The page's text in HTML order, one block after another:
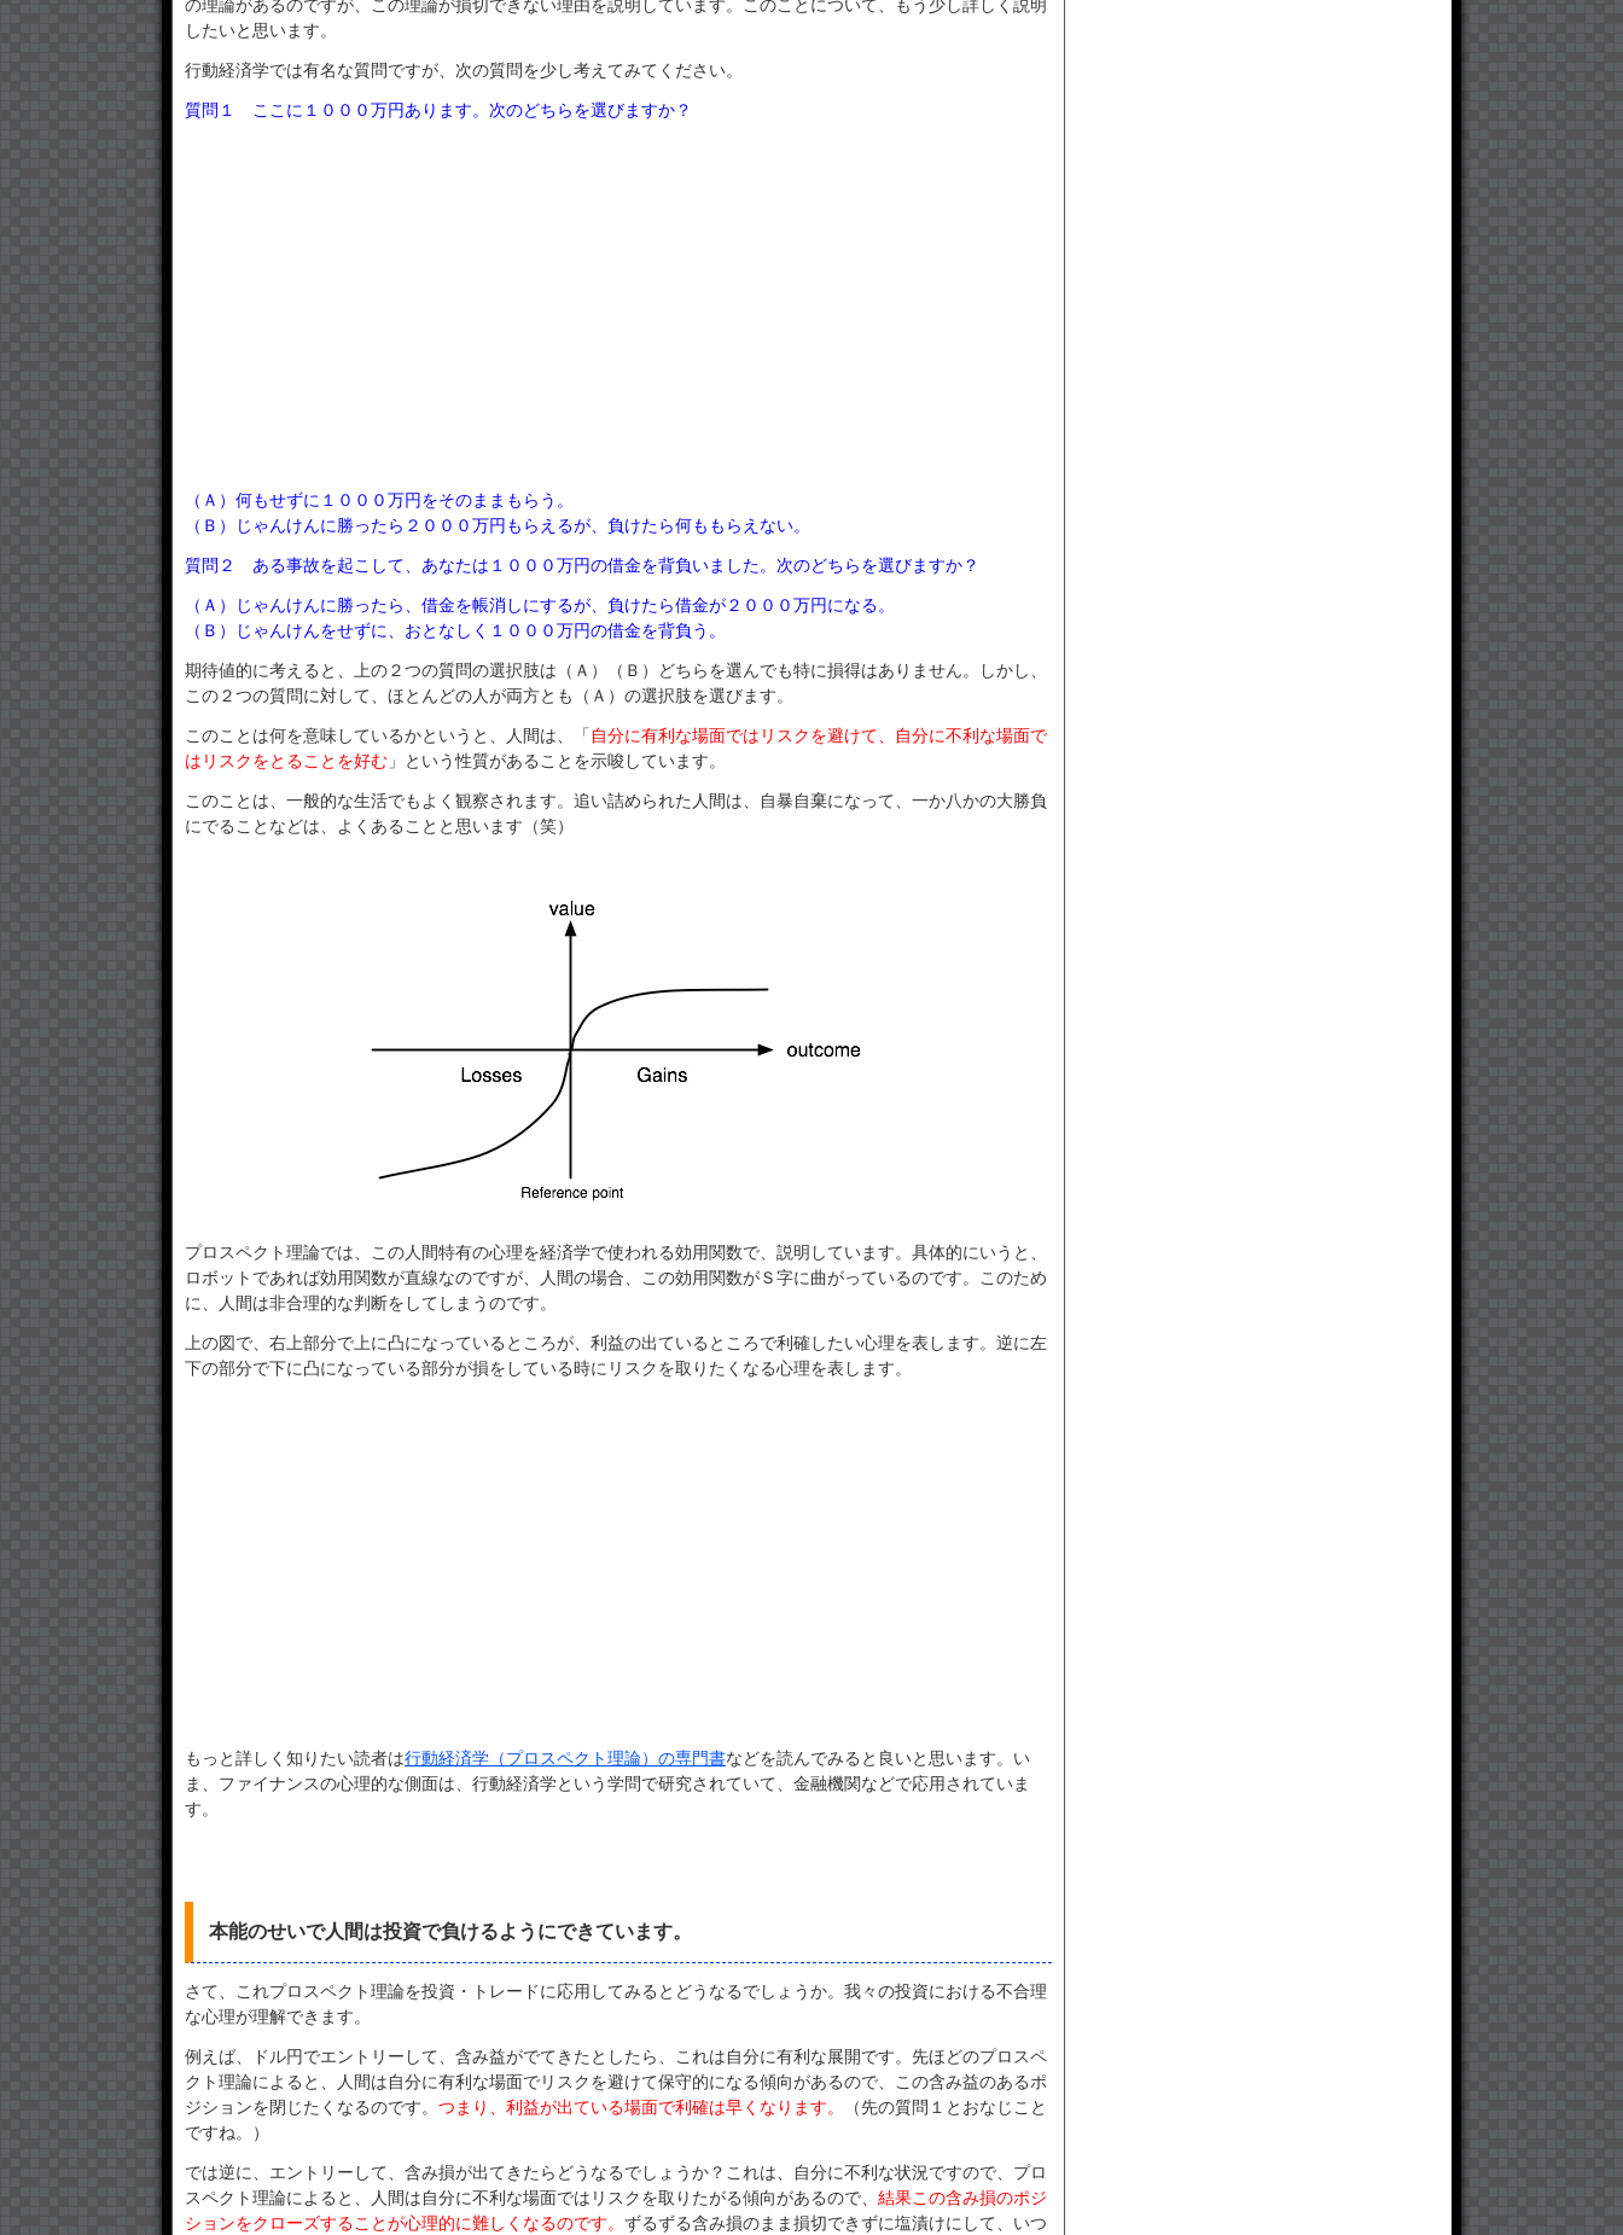
の理論があるのですが、この理論が損切できない理由を説明しています。このことについて、もう少し詳しく説明
したいと思います。
行動経済学では有名な質問ですが、次の質問を少し考えてみてください。
質問１ ここに１０００万円あります。次のどちらを選びますか？
（Ａ）何もせずに１０００万円をそのままもらう。
（Ｂ）じゃんけんに勝ったら２０００万円もらえるが、負けたら何ももらえない。
質問２ ある事故を起こして、あなたは１０００万円の借金を背負いました。次のどちらを選びますか？
（Ａ）じゃんけんに勝ったら、借金を帳消しにするが、負けたら借金が２０００万円になる。
（Ｂ）じゃんけんをせずに、おとなしく１０００万円の借金を背負う。
期待値的に考えると、上の２つの質問の選択肢は（Ａ）（Ｂ）どちらを選んでも特に損得はありません。しかし、
この２つの質問に対して、ほとんどの人が両方とも（Ａ）の選択肢を選びます。
このことは何を意味しているかというと、人間は、「 自分に有利な場面ではリスクを避けて、自分に不利な場面で
はリスクをとることを好む 」という性質があることを示唆しています。
このことは、一般的な生活でもよく観察されます。追い詰められた人間は、自暴自棄になって、一か八かの大勝負
にでることなどは、よくあることと思います（笑）
プロスペクト理論では、この人間特有の心理を経済学で使われる効用関数で、説明しています。具体的にいうと、
ロボットであれば効用関数が直線なのですが、人間の場合、この効用関数がＳ字に曲がっているのです。このため
に、人間は非合理的な判断をしてしまうのです。
上の図で、右上部分で上に凸になっているところが、利益の出ているところで利確したい心理を表します。逆に左
下の部分で下に凸になっている部分が損をしている時にリスクを取りたくなる心理を表します。
もっと詳しく知りたい読者は行動経済学（プロスペクト理論）の専門書などを読んでみると良いと思います。い
ま、ファイナンスの心理的な側面は、行動経済学という学問で研究されていて、金融機関などで応用されていま
す。
本能のせいで人間は投資で負けるようにできています。
さて、これプロスペクト理論を投資・トレードに応用してみるとどうなるでしょうか。我々の投資における不合理
な心理が理解できます。
例えば、ドル円でエントリーして、含み益がでてきたとしたら、これは自分に有利な展開です。先ほどのプロスペ
クト理論によると、人間は自分に有利な場面でリスクを避けて保守的になる傾向があるので、この含み益のあるポ
ジションを閉じたくなるのです。 つまり、利益が出ている場面で利確は早くなります。
（先の質問１とおなじこと
ですね。）
では逆に、エントリーして、含み損が出てきたらどうなるでしょうか？これは、自分に不利な状況ですので、プロ
スペクト理論によると、人間は自分に不利な場面ではリスクを取りたがる傾向があるので、 結果この含み損のポジ
ションをクローズすることが心理的に難しくなるのです。 ずるずる含み損のまま損切できずに塩漬けにして、いつ